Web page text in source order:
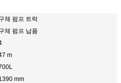
체 펌프 트럭
체 펌프 납품
m
mm